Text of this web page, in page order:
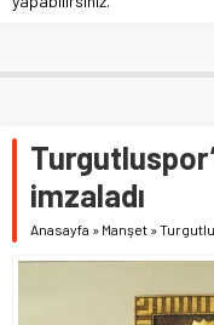
imzaladı
Anasayfa » Manşet »